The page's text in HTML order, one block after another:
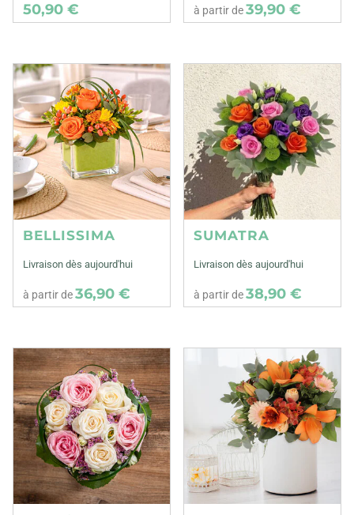
50,90 € à partir de39,90 €
BELLISSIMA
Livraison dès aujourd'hui
à partir de36,90 €
SUMATRA
Livraison dès aujourd'hui
à partir de38,90 €